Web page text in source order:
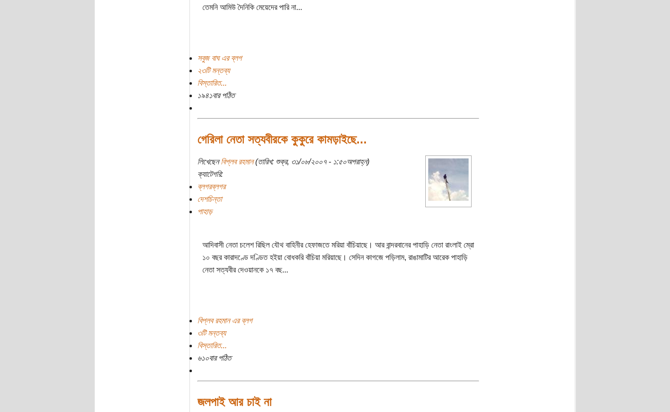
তেমনি আমিউ দৈনিকি মেয়েদের পারি না...
সবুজ বাঘ এর ব্লগ
২৩টি মন্তব্য
বিস্তারিত...
১৯৪১বার পঠিত
গেরিলা নেতা সত্যবীরকে কুকুরে কামড়াইছে...
লিখেছেনবিপ্লব রহমান(তারিখ: শুক্র, ৩১/০৮/২০০৭ - ১:৫০অপরাহ্ন)
ক্যাটেগরি:
ব্লগরব্লগর
দেশচিন্তা
পাহাড়
আদিবাসী নেতা চলেশ রিছিল যৌথ বাহিনীর হেফাজতে মরিয়া বাঁচিয়াছে। আর বান্দরবানের পাহাড়ি নেতা রাংলাই ম্রো
১০ বছর কারাদণ্ডে দণ্ডিত হইয়া বোধকরি বাঁচিয়া মরিয়াছে। সেদিন কাগজে পড়িলাম, রাঙামাটির আরেক পাহাড়ি
নেতা সত্যবীর দেওয়ানকে ১৭ বছ...
বিপ্লব রহমান এর ব্লগ
৩টি মন্তব্য
বিস্তারিত...
৬১০বার পঠিত
জলপাই আর চাই না